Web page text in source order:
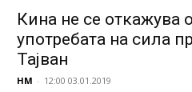
Кина не се откажува
употребата на сила
Тајван
НМ - 12:00 03.01.2019